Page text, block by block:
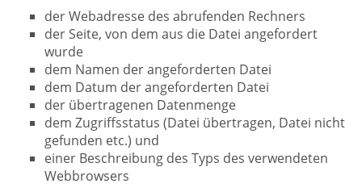
der Webadresse des abrufenden Rechners
der Seite, von dem aus die Datei angefordert
wurde
dem Namen der angeforderten Datei
dem Datum der angeforderten Datei
der übertragenen Datenmenge
dem Zugriffsstatus (Datei übertragen, Datei nicht
gefunden etc.) und
einer Beschreibung des Typs des verwendeten
Webbrowsers